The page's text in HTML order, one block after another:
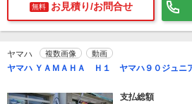
無料 お見積り/お問合せ
ヤマハ 複数画像 動画
ヤマハ ＹＡＭＡＨＡ Ｈ１ ヤマハ９０ジュニ
支払総額